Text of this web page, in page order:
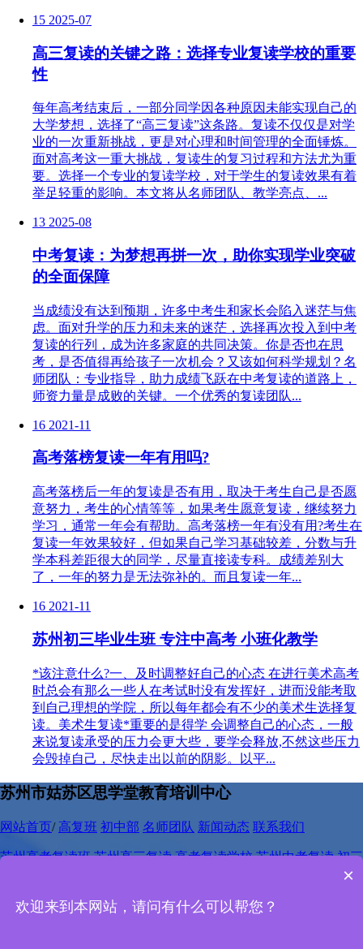
15 2025-07
高三复读的关键之路：选择专业复读学校的重要
性
每年高考结束后，一部分同学因各种原因未能实现自己的
大学梦想，选择了“高三复读”这条路。复读不仅仅是对学
业的一次重新挑战，更是对心理和时间管理的全面锤炼。
面对高考这一重大挑战，复读生的复习过程和方法尤为重
要。选择一个专业的复读学校，对于学生的复读效果有着
举足轻重的影响。本文将从名师团队、教学亮点、...
13 2025-08
中考复读：为梦想再拼一次，助你实现学业突破
的全面保障
当成绩没有达到预期，许多中考生和家长会陷入迷茫与焦
虑。面对升学的压力和未来的迷茫，选择再次投入到中考
复读的行列，成为许多家庭的共同决策。你是否也在思
考，是否值得再给孩子一次机会？又该如何科学规划？名
师团队：专业指导，助力成绩飞跃在中考复读的道路上，
师资力量是成败的关键。一个优秀的复读团队...
16 2021-11
高考落榜复读一年有用吗?
高考落榜后一年的复读是否有用，取决于考生自己是否愿
意努力，考生的心情等等，如果考生愿意复读，继续努力
学习，通常一年会有帮助。高考落榜一年有没有用?考生在
复读一年效果较好，但如果自己学习基础较差，分数与升
学本科差距很大的同学，尽量直接读专科。成绩差别大
了，一年的努力是无法弥补的。而且复读一年...
16 2021-11
苏州初三毕业生班 专注中高考 小班化教学
*该注意什么?一、及时调整好自己的心态 在进行美术高考
时总会有那么一些人在考试时没有发挥好，进而没能考取
到自己理想的学院，所以每年都会有不少的美术生选择复
读。美术生复读*重要的是得学 会调整自己的心态，一般
来说复读承受的压力会更大些，要学会释放,不然这些压力
会毁掉自己，尽快走出以前的阴影。以平...
苏州市姑苏区思学堂教育培训中心
网站首页/高复班 初中部 名师团队 新闻动态 联系我们
苏州高考复读班 苏州高三复读 高考复读学校 苏州中考复读 初三
电话：400-667-3318
×
欢迎来到本网站，请问有什么可以帮您？